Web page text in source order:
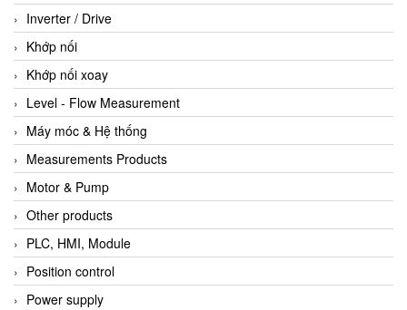
Inverter / Drive
Khớp nối
Khớp nối xoay
Level - Flow Measurement
Máy móc & Hệ thống
Measurements Products
Motor & Pump
Other products
PLC, HMI, Module
Position control
Power supply